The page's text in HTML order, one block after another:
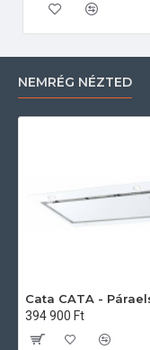
NEMRÉG NÉZTED
394 900 Ft